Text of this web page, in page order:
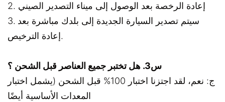
2. إعادة الرخصة بعد الوصول إلى ميناء التصدير الصيني
3. سيتم تصدير السيارة الجديدة إلى بلدك مباشرة بعد
إعادة الترخيص.
س3. هل تختبر جميع العناصر قبل الشحن ؟
ج: نعم، لقد اجتزنا اختبار 100% قبل الشحن (يشمل اختبار
المعدات الأساسية أيضًا